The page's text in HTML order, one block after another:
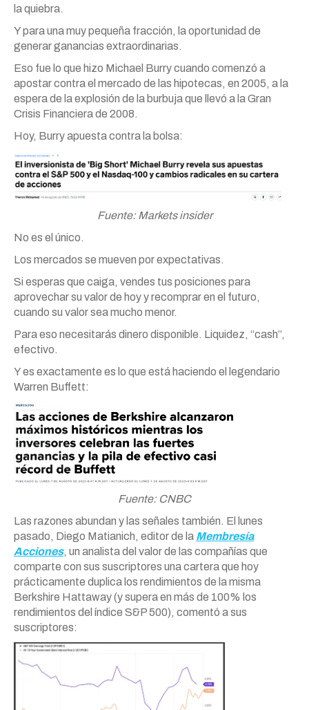
la quiebra.
Y para una muy pequeña fracción, la oportunidad de
generar ganancias extraordinarias.
Eso fue lo que hizo Michael Burry cuando comenzó a
apostar contra el mercado de las hipotecas, en 2005, a la
espera de la explosión de la burbuja que llevó a la Gran
Crisis Financiera de 2008.
Hoy, Burry apuesta contra la bolsa:
Fuente: Markets insider
No es el único.
Los mercados se mueven por expectativas.
Si esperas que caiga, vendes tus posiciones para
aprovechar su valor de hoy y recomprar en el futuro,
cuando su valor sea mucho menor.
Para eso necesitarás dinero disponible. Liquidez, “cash”,
efectivo.
Y es exactamente es lo que está haciendo el legendario
Warren Buffett:
Fuente: CNBC
Las razones abundan y las señales también. El lunes
pasado, Diego Matianich, editor de la Membresía
Acciones, un analista del valor de las compañías que
comparte con sus suscriptores una cartera que hoy
prácticamente duplica los rendimientos de la misma
Berkshire Hattaway (y supera en más de 100% los
rendimientos del índice S&P 500), comentó a sus
suscriptores: